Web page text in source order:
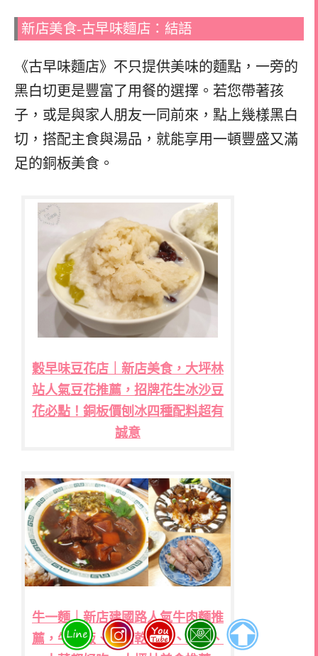
新店美食-古早味麵店：結語
《古早味麵店》不只提供美味的麵點，一旁的
黑白切更是豐富了用餐的選擇。若您帶著孩
子，或是與家人朋友一同前來，點上幾樣黑白
切，搭配主食與湯品，就能享用一頓豐盛又滿
足的銅板美食。
穀早味豆花店｜新店美食，大坪林
站人氣豆花推薦，招牌花生冰沙豆
花必點！銅板價刨冰四種配料超有
誠意
牛一麵｜新店建國路人氣牛肉麵推
薦，牛腩飯、牛肉乾拌飯、水餃、